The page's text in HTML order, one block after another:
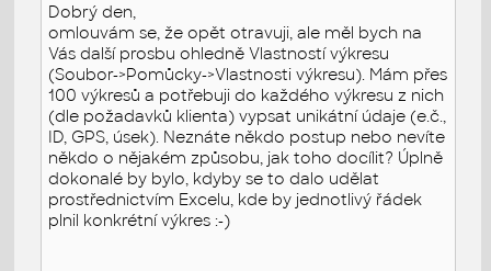
Dobrý den,
omlouvám se, že opět otravuji, ale měl bych na
Vás další prosbu ohledně Vlastností výkresu
(Soubor->Pomůcky->Vlastnosti výkresu). Mám přes
100 výkresů a potřebuji do každého výkresu z nich
(dle požadavků klienta) vypsat unikátní údaje (e.č.,
ID, GPS, úsek). Neznáte někdo postup nebo nevíte
někdo o nějakém způsobu, jak toho docílit? Úplně
dokonalé by bylo, kdyby se to dalo udělat
prostřednictvím Excelu, kde by jednotlivý řádek
plnil konkrétní výkres :-)